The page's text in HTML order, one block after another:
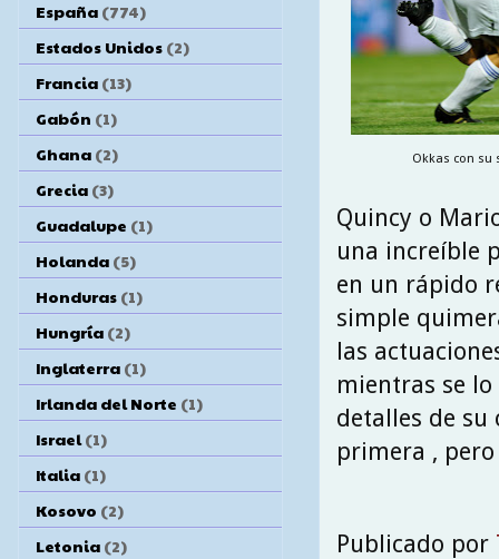
Okkas con su
Quincy o
una increíble
en un rápido
simple
las
mientras se
detalles de su
primera ,
Publicado por
España (774)
Estados Unidos (2)
Francia (13)
Gabón (1)
Ghana (2)
Grecia (3)
Guadalupe (1)
Holanda (5)
Honduras (1)
Hungría (2)
Inglaterra (1)
Irlanda del Norte (1)
Israel (1)
Italia (1)
Kosovo (2)
Letonia (2)